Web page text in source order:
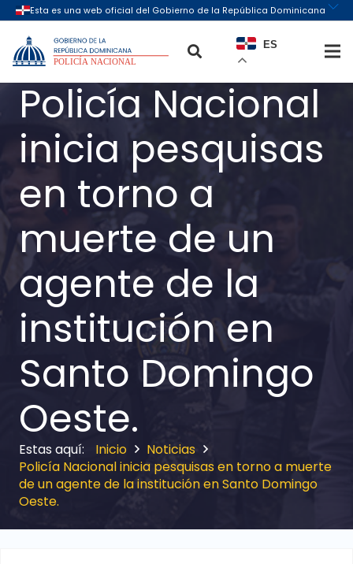
ES
Policía Nacional
inicia pesquisas
en torno a
muerte de un
agente de la
institución en
Santo Domingo
Oeste.
Inicio
Noticias
Policía Nacional inicia pesquisas en torno a muerte
de un agente de la institución en Santo Domingo
Oeste.